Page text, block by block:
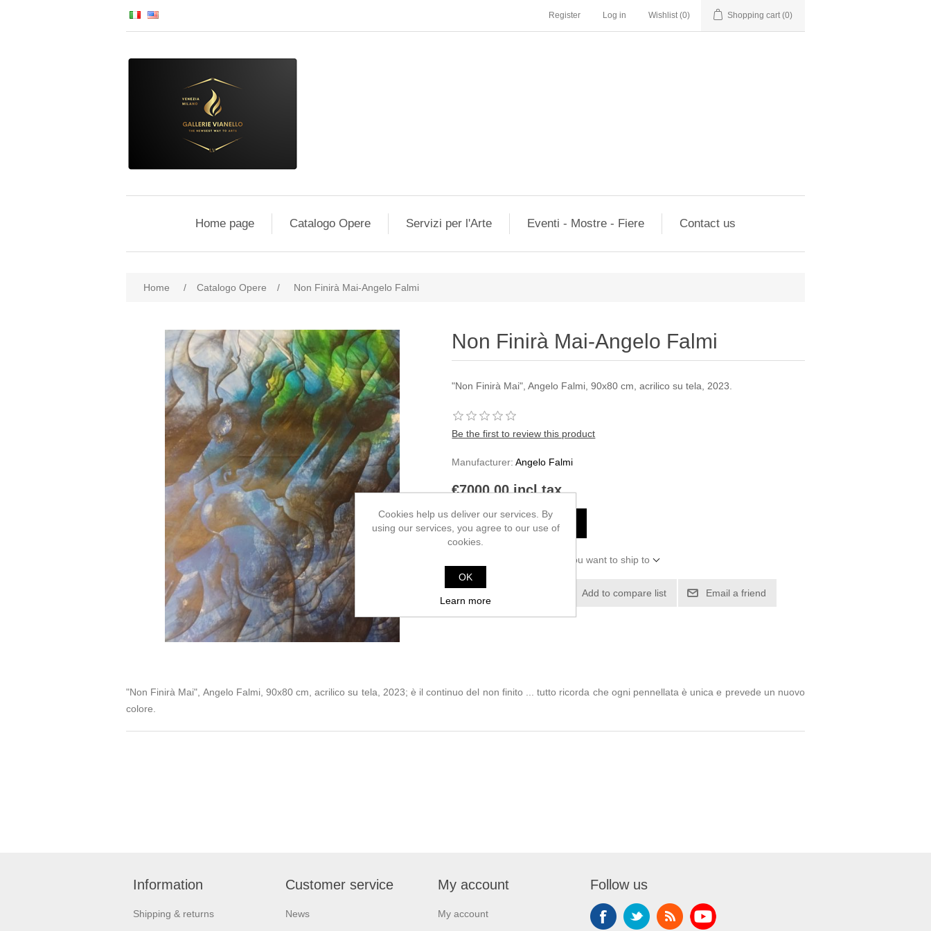
Register Log in Wishlist (0) Shopping cart (0)
Home page Catalogo Opere Servizi per l'Arte Eventi - Mostre - Fiere Contact us
Home / Catalogo Opere / Non Finirà Mai-Angelo Falmi
Non Finirà Mai-Angelo Falmi
"Non Finirà Mai", Angelo Falmi, 90x80 cm, acrilico su tela, 2023.
Be the first to review this product
Manufacturer: Angelo Falmi
€7000.00 incl tax
ADD TO CART
Please select the address you want to ship to
Add to compare list Email a friend
"Non Finirà Mai", Angelo Falmi, 90x80 cm, acrilico su tela, 2023; è il continuo del non finito ... tutto ricorda che ogni pennellata è unica e prevede un nuovo
colore.
Information
Shipping & returns
Customer service
News
My account
My account
Follow us
Cookies help us deliver our services. By
using our services, you agree to our use of
cookies.
OK
Learn more